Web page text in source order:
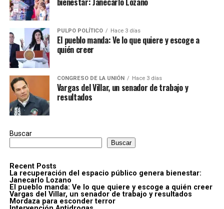
PULPO POLÍTICO Hace 3 días
El pueblo manda: Ve lo que quiere y escoge a
quién creer
CONGRESO DE LA UNIÓN Hace 3 días
Vargas del Villar, un senador de trabajo y
resultados
Buscar
Buscar
Recent Posts
La recuperación del espacio público genera bienestar:
Janecarlo Lozano
El pueblo manda: Ve lo que quiere y escoge a quién creer
Vargas del Villar, un senador de trabajo y resultados
Mordaza para esconder terror